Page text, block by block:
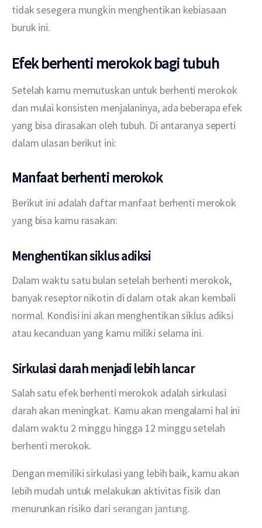
tidak sesegera mungkin menghentikan kebiasaan
buruk ini.
Efek berhenti merokok bagi tubuh
Setelah kamu memutuskan untuk berhenti merokok
dan mulai konsisten menjalaninya, ada beberapa efek
yang bisa dirasakan oleh tubuh. Di antaranya seperti
dalam ulasan berikut ini:
Manfaat berhenti merokok
Berikut ini adalah daftar manfaat berhenti merokok
yang bisa kamu rasakan:
Menghentikan siklus adiksi
Dalam waktu satu bulan setelah berhenti merokok,
banyak reseptor nikotin di dalam otak akan kembali
normal. Kondisi ini akan menghentikan siklus adiksi
atau kecanduan yang kamu miliki selama ini.
Sirkulasi darah menjadi lebih lancar
Salah satu efek berhenti merokok adalah sirkulasi
darah akan meningkat. Kamu akan mengalami hal ini
dalam waktu 2 minggu hingga 12 minggu setelah
berhenti merokok.
Dengan memiliki sirkulasi yang lebih baik, kamu akan
lebih mudah untuk melakukan aktivitas fisik dan
menurunkan risiko dari serangan jantung.